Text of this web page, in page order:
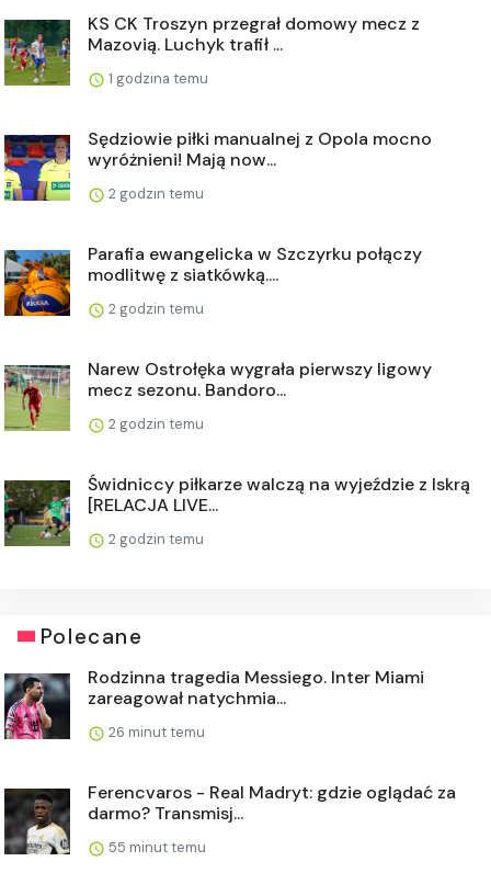
KS CK Troszyn przegrał domowy mecz z
Mazovią. Luchyk trafił ...
1 godzina temu
Sędziowie piłki manualnej z Opola mocno
wyróżnieni! Mają now...
2 godzin temu
Parafia ewangelicka w Szczyrku połączy
modlitwę z siatkówką....
2 godzin temu
Narew Ostrołęka wygrała pierwszy ligowy
mecz sezonu. Bandoro...
2 godzin temu
Świdniccy piłkarze walczą na wyjeździe z Iskrą
[RELACJA LIVE...
2 godzin temu
Polecane
Rodzinna tragedia Messiego. Inter Miami
zareagował natychmia...
26 minut temu
Ferencvaros - Real Madryt: gdzie oglądać za
darmo? Transmisj...
55 minut temu